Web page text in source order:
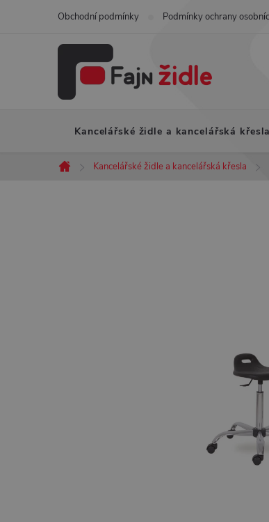
Obchodní podmínky Podmínky ochrany
Kancelářské židle a kancelářská křesla
Domů
Kancelářské židle a kancelářská křesla